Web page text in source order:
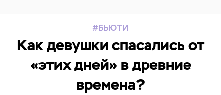
БЬЮТИ
Как девушки спасались от
«этих дней» в древние
времена?